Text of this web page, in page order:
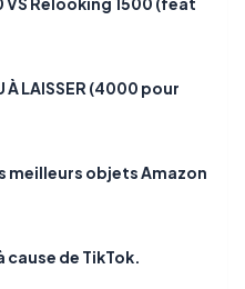
À LAISSER (4000 pour
meilleurs objets Amazon
cause de TikTok.